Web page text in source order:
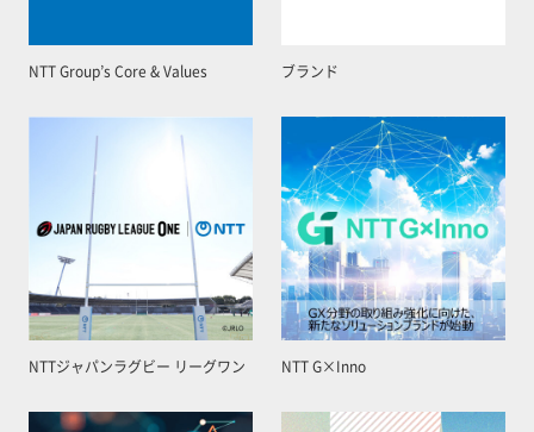
NTT Group’s Core & Values ブランド
NTTジャパンラグビー リーグワン NTT G×Inno